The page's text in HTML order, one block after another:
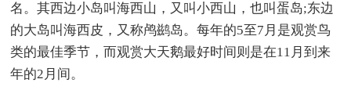
名。其西边小岛叫海西山，又叫小西山，也叫蛋岛;东边
的大岛叫海西皮，又称鸬鹚岛。每年的5至7月是观赏鸟
类的最佳季节，而观赏大天鹅最好时间则是在11月到来
年的2月间。